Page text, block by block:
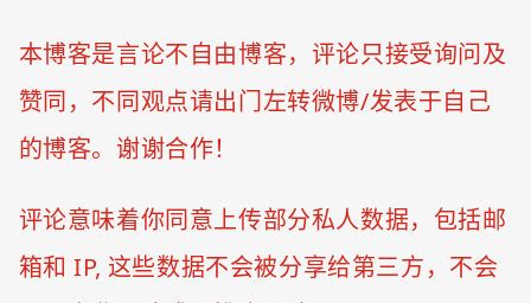
本博客是言论不自由博客，评论只接受询问及
赞同，不同观点请出门左转微博/发表于自己
的博客。谢谢合作！
评论意味着你同意上传部分私人数据，包括邮
箱和 IP, 这些数据不会被分享给第三方，不会